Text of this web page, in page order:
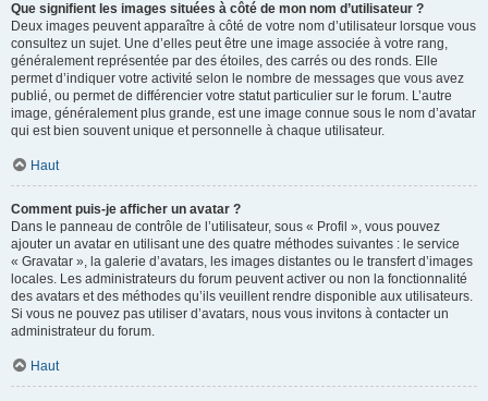
Que signifient les images situées à côté de mon nom d’utilisateur ?
Deux images peuvent apparaître à côté de votre nom d’utilisateur lorsque vous
consultez un sujet. Une d’elles peut être une image associée à votre rang,
généralement représentée par des étoiles, des carrés ou des ronds. Elle
permet d’indiquer votre activité selon le nombre de messages que vous avez
publié, ou permet de différencier votre statut particulier sur le forum. L’autre
image, généralement plus grande, est une image connue sous le nom d’avatar
qui est bien souvent unique et personnelle à chaque utilisateur.
Haut
Comment puis-je afficher un avatar ?
Dans le panneau de contrôle de l’utilisateur, sous « Profil », vous pouvez
ajouter un avatar en utilisant une des quatre méthodes suivantes : le service
« Gravatar », la galerie d’avatars, les images distantes ou le transfert d’images
locales. Les administrateurs du forum peuvent activer ou non la fonctionnalité
des avatars et des méthodes qu’ils veuillent rendre disponible aux utilisateurs.
Si vous ne pouvez pas utiliser d’avatars, nous vous invitons à contacter un
administrateur du forum.
Haut